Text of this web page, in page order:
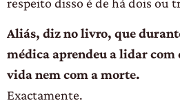
Aliás, diz no livro, que
médica aprendeu a lidar com
vida nem com a morte.
Exactamente.